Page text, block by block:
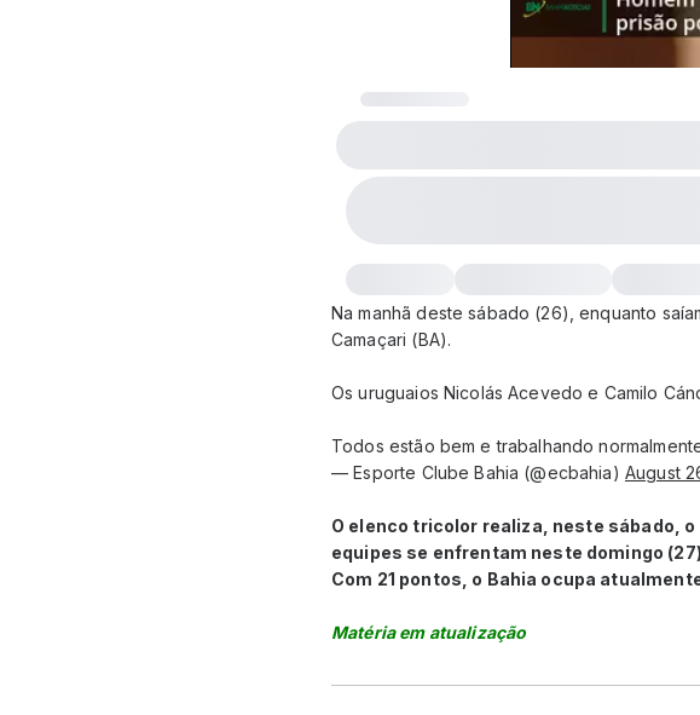
Na manhã deste sábado (26), enquanto
Camaçari (BA).
Os uruguaios Nicolás Acevedo e Camilo
Todos estão bem e trabalhando
— Esporte Clube Bahia (@ecbahia) August
O elenco tricolor realiza, neste sábado,
equipes se enfrentam neste domingo
Com 21 pontos, o Bahia ocupa
Matéria em atualização